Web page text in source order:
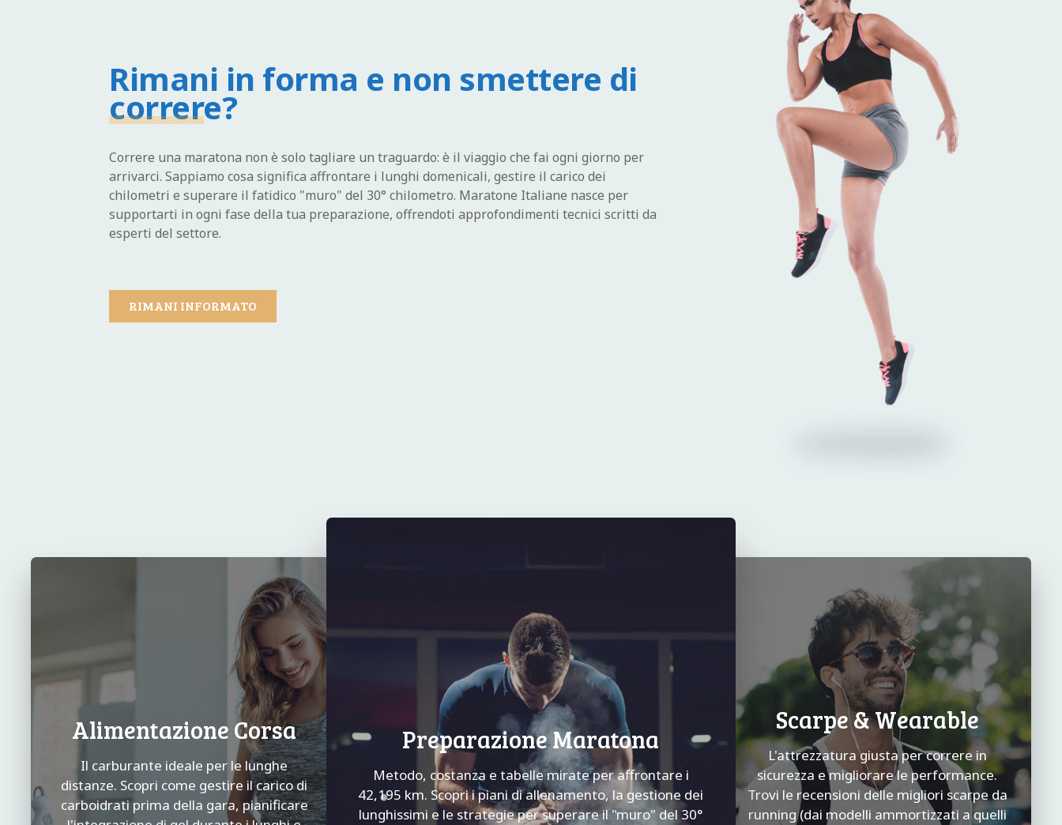
Rimani in forma e non smettere di
correre?
Correre una maratona non è solo tagliare un traguardo: è il viaggio che fai ogni giorno per
arrivarci. Sappiamo cosa significa affrontare i lunghi domenicali, gestire il carico dei
chilometri e superare il fatidico "muro" del 30° chilometro. Maratone Italiane nasce per
supportarti in ogni fase della tua preparazione, offrendoti approfondimenti tecnici scritti da
esperti del settore.
RIMANI INFORMATO
Alimentazione Corsa
Il carburante ideale per le lunghe
distanze. Scopri come gestire il carico di
carboidrati prima della gara, pianificare
Preparazione Maratona
Metodo, costanza e tabelle mirate per affrontare i
42,195 km. Scopri i piani di allenamento, la gestione dei
lunghissimi e le strategie per superare il "muro" del 30°
Scarpe & Wearable
L'attrezzatura giusta per correre in
sicurezza e migliorare le performance.
Trovi le recensioni delle migliori scarpe da
running (dai modelli ammortizzati a quelli